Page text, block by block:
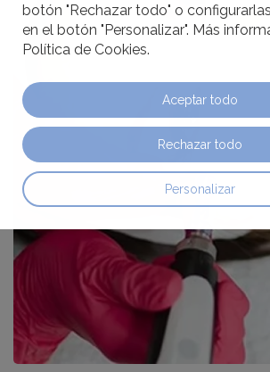
botón "Rechazar todo" o
en el botón "Personalizar". Más
Política de Cookies.
Personalizar
Rechazar todo
Aceptar todo